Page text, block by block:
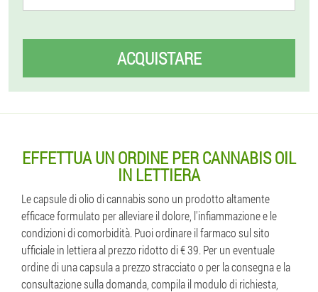
ACQUISTARE
EFFETTUA UN ORDINE PER CANNABIS OIL
IN LETTIERA
Le capsule di olio di cannabis sono un prodotto altamente
efficace formulato per alleviare il dolore, l'infiammazione e le
condizioni di comorbidità. Puoi ordinare il farmaco sul sito
ufficiale in lettiera al prezzo ridotto di € 39. Per un eventuale
ordine di una capsula a prezzo stracciato o per la consegna e la
consultazione sulla domanda, compila il modulo di richiesta,